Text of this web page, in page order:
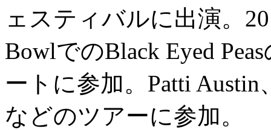
ェスティバルに出演。
BowlでのBlack Eyed
ートに参加。Patti Austin
などのツアーに参加。